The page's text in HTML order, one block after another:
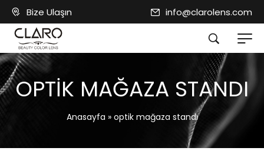
Bize Ulaşın info@clarolens.com
OPTIK MAĞAZA STANDI
Anasayfa » optik mağaza standı